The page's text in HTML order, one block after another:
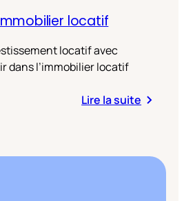
locatif
locatif avec
dans l’immobilier locatif
Lire la suite